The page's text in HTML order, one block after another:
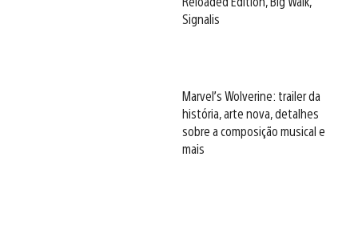
Signalis
Marvel’s Wolverine: trailer da
história, arte nova, detalhes
sobre a composição musical e
mais